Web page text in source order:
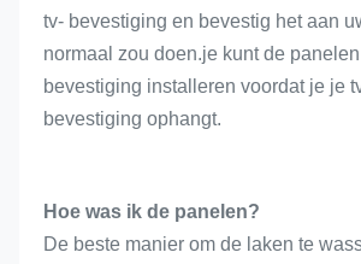
tv- bevestiging en bevestig het aan
normaal zou doen.je kunt de
bevestiging installeren voordat je je
bevestiging ophangt.
Hoe was ik de panelen?
De beste manier om de laken te